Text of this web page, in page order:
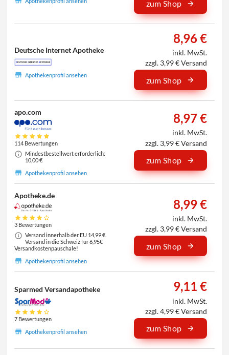
zum Shop
Deutsche Internet Apotheke
Apothekenprofil ansehen
8,96 €
inkl. MwSt.
zzgl. 3,99 € Versand
zum Shop
apo.com
114 Bewertungen
Mindestbestellwert erforderlich:
10,00 €
Apothekenprofil ansehen
8,97 €
inkl. MwSt.
zzgl. 3,99 € Versand
zum Shop
Apotheke.de
3 Bewertungen
Versand innerhalb der EU 14,99 €.
Versand in die Schweiz für 6,95€
Versandkostenpauschale!
Apothekenprofil ansehen
8,99 €
inkl. MwSt.
zzgl. 3,99 € Versand
zum Shop
Sparmed Versandapotheke
7 Bewertungen
Apothekenprofil ansehen
9,11 €
inkl. MwSt.
zzgl. 4,99 € Versand
zum Shop